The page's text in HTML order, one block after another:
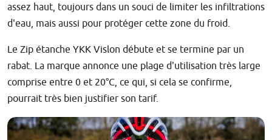
assez haut, toujours dans un souci de limiter les infiltrations
d'eau, mais aussi pour protéger cette zone du froid.
Le Zip étanche YKK Vislon débute et se termine par un
rabat. La marque annonce une plage d'utilisation très large
comprise entre 0 et 20°C, ce qui, si cela se confirme,
pourrait très bien justifier son tarif.